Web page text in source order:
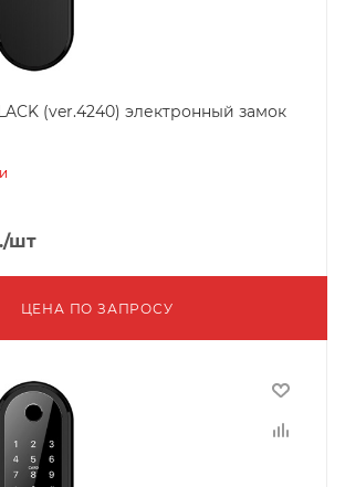
(ver.4240) электронный замок
/шт
ЦЕНА ПО ЗАПРОСУ